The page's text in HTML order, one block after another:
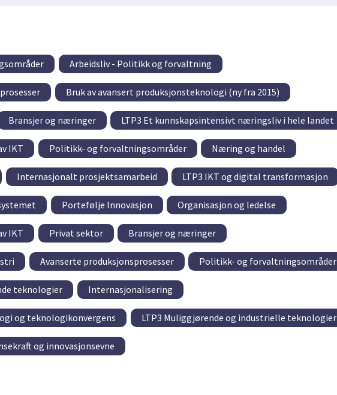
Arbeidsliv - Politikk og forvaltning
Bruk av avansert produksjonsteknologi (ny fra 2015)
Bransjer og næringer LTP3 Et kunnskapsintensivt næringsliv i hele landet
IKT Politikk- og forvaltningsområder Næring og handel
Internasjonalt prosjektsamarbeid LTP3 IKT og digital transformasjon
Portefølje Innovasjon Organisasjon og ledelse
IKT Privat sektor Bransjer og næringer
Avanserte produksjonsprosesser Politikk- og forvaltningsområder
teknologier Internasjonalisering
og teknologikonvergens LTP3 Muliggjørende og industrielle teknologier
og innovasjonsevne